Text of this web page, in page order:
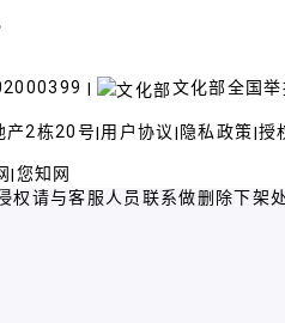
| 文化部全国
产2栋20号| 用户协议 | 隐私政策|授
| 您知网
权请与客服人员联系做删除下架